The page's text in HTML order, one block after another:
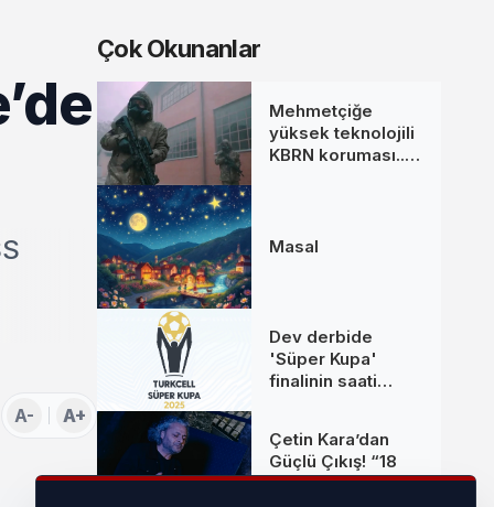
A- A+
Çok Okunanlar
Mehmetçiğe
yüksek teknolojili
KBRN koruması...
Masal
Dev derbide
'Süper Kupa'
finalinin saati
Çetin Kara’dan
Güçlü Çıkış! “18
Olaydım” Kısa